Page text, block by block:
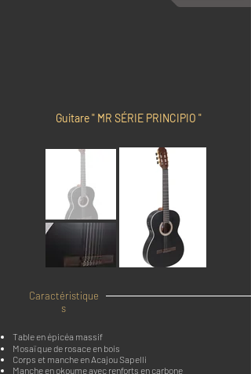
Guitare " MR SÉRIE PRINCIPIO "
Caractéristique
s
Table en épicéa massif
Mosaïque de rosace en bois
Corps et manche en Acajou Sapelli
Manche en okoume avec renforts en carbone